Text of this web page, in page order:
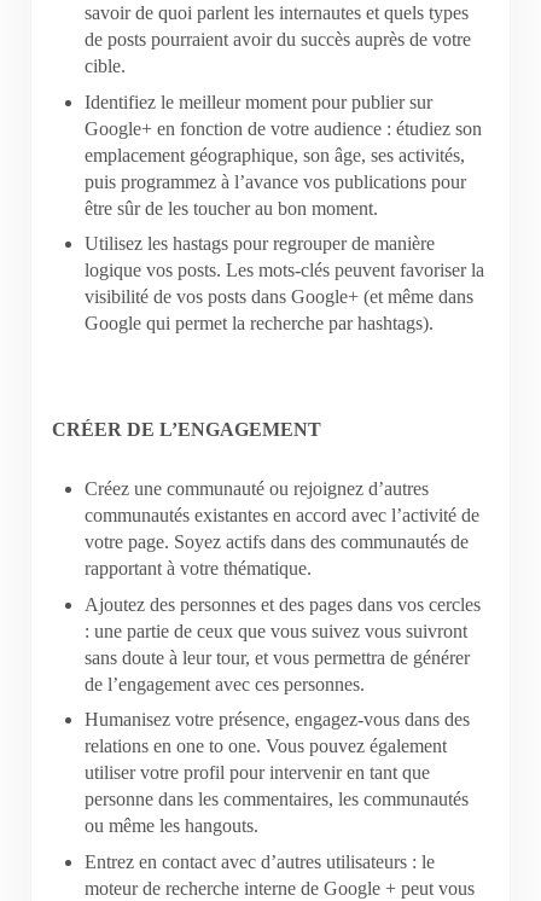
savoir de quoi parlent les internautes et quels types
de posts pourraient avoir du succès auprès de votre
cible.
Identifiez le meilleur moment pour publier sur
Google+ en fonction de votre audience : étudiez son
emplacement géographique, son âge, ses activités,
puis programmez à l’avance vos publications pour
être sûr de les toucher au bon moment.
Utilisez les hastags pour regrouper de manière
logique vos posts. Les mots-clés peuvent favoriser la
visibilité de vos posts dans Google+ (et même dans
Google qui permet la recherche par hashtags).
CRÉER DE L’ENGAGEMENT
Créez une communauté ou rejoignez d’autres
communautés existantes en accord avec l’activité de
votre page. Soyez actifs dans des communautés de
rapportant à votre thématique.
Ajoutez des personnes et des pages dans vos cercles
: une partie de ceux que vous suivez vous suivront
sans doute à leur tour, et vous permettra de générer
de l’engagement avec ces personnes.
Humanisez votre présence, engagez-vous dans des
relations en one to one. Vous pouvez également
utiliser votre profil pour intervenir en tant que
personne dans les commentaires, les communautés
ou même les hangouts.
Entrez en contact avec d’autres utilisateurs : le
moteur de recherche interne de Google + peut vous